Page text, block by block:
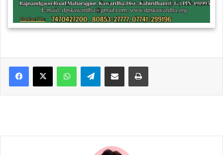
WhatsAppTelegramShare via Email Print